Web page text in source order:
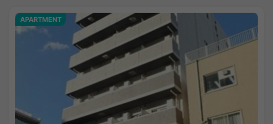
APARTMENT